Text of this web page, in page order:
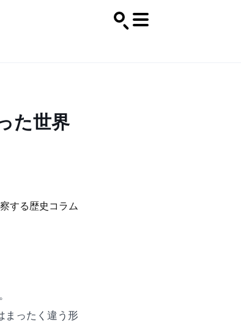
た世界
まったく違う形